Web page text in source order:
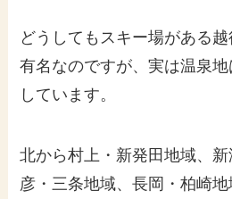
どうしてもスキー場がある
有名なのですが、実は温泉
しています。
北から村上・新発田地域、
彦・三条地域、長岡・柏崎